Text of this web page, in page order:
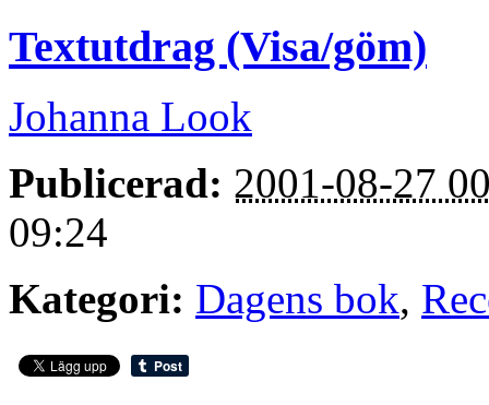
Textutdrag (Visa/göm)
Johanna Look
Publicerad: 2001-08-27
09:24
Kategori: Dagens bok,